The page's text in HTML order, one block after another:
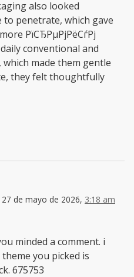
also looked
to penetrate, which gave
РїСЂРµРјРёСѓРј
conventional and
made them gentle
they felt thoughtfully
27 de mayo de 2026, 3:18 am
minded a comment. i
you picked is
675753